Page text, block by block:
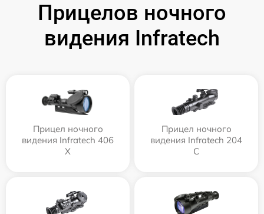
Прицелов ночного
видения Infratech
Прицел ночного
видения Infratech 406
Х
Прицел ночного
видения Infratech 204
С